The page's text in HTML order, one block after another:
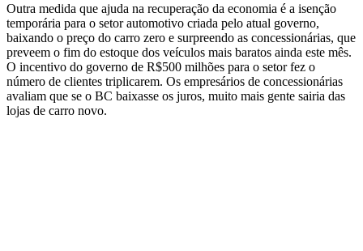
Outra medida que ajuda na recuperação da economia é a isenção
temporária para o setor automotivo criada pelo atual governo,
baixando o preço do carro zero e surpreendo as concessionárias, que
preveem o fim do estoque dos veículos mais baratos ainda este mês.
O incentivo do governo de R$500 milhões para o setor fez o
número de clientes triplicarem. Os empresários de concessionárias
avaliam que se o BC baixasse os juros, muito mais gente sairia das
lojas de carro novo.